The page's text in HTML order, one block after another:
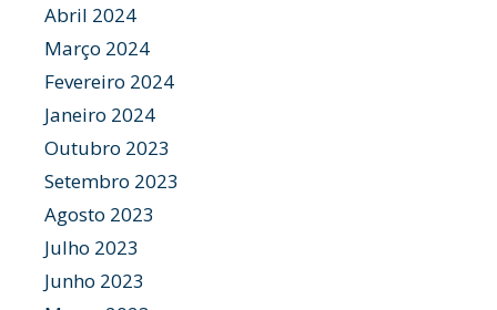
Abril 2024
Março 2024
Fevereiro 2024
Janeiro 2024
Outubro 2023
Setembro 2023
Agosto 2023
Julho 2023
Junho 2023